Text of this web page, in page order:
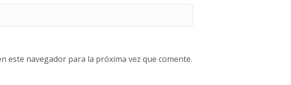
este navegador para la próxima vez que comente.